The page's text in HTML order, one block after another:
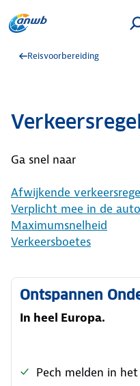
Reisvoorbereiding
Ga snel naar
Afwijkende
Verplicht mee in de auto
Maximumsnelheid
Verkeersboetes
Ontspannen
In heel Europa.
Pech melden in